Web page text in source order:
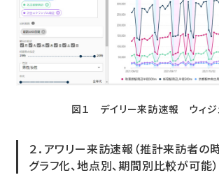
図１ デイリー来訪速報 ウィジ
２．アワリー来訪速報（推計来訪者の
グラフ化、地点別、期間別比較が可能）